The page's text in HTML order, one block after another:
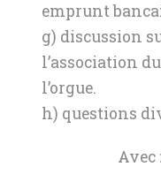
emprunt
g) discussion
l’association
l’orgue.
h) questions
Avec